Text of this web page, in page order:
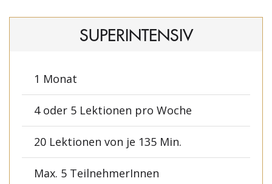
SUPERINTENSIV
1 Monat
4 oder 5 Lektionen pro Woche
20 Lektionen von je 135 Min.
Max. 5 TeilnehmerInnen